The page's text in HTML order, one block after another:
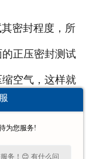
密封程度，所
正压密封测试
空气，这样就
测算，一个
生爆炸，其破
为您服务!
务！😊 有什么问